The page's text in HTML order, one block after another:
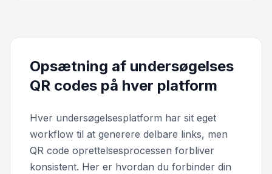
Opsætning af undersøgelses
QR codes på hver platform
Hver undersøgelsesplatform har sit eget
workflow til at generere delbare links, men
QR code oprettelsesprocessen forbliver
konsistent. Her er hvordan du forbinder din